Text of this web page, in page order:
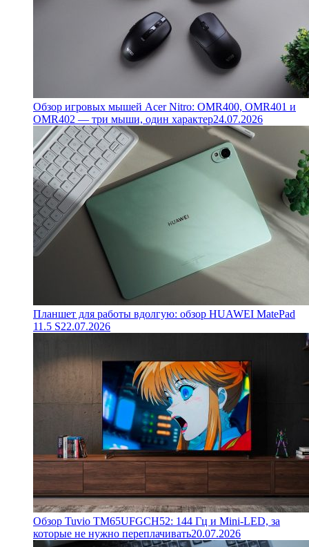
Обзор игровых мышей Acer Nitro: OMR400, OMR401 и
OMR402 — три мыши, один характер24.07.2026
Планшет для работы вдолгую: обзор HUAWEI MatePad
11.5 S22.07.2026
Обзор Tuvio TM65UFGCH52: 144 Гц и Mini-LED, за
которые не нужно переплачивать20.07.2026